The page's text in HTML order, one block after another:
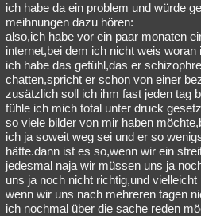
Natur Umfragen Unterhaltung
weitere Rubriken
Philosophie Träume Orte
Astronomie Helpdesk Gruppen
Musik Clash Verbesserungen
Übersichten
Besucht Teilgenommen Alle
Lesenswert Schlüsselwörter
ich habe da ein problem und würde
meihnungen dazu hören:
also,ich habe vor ein paar monaten
internet,bei dem ich nicht weis woran
ich habe das gefühl,das er
chatten,spricht er schon von einer
zusätzlich soll ich ihm fast jeden tag
fühle ich mich total unter druck
so viele bilder von mir haben
ich ja soweit weg sei und er so
hätte.dann ist es so,wenn wir ein
jedesmal naja wir müssen uns ja
uns ja noch nicht richtig,und
wenn wir uns nach mehreren tagen
ich nochmal über die sache reden